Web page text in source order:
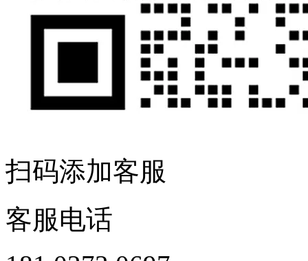
扫码添加客服
客服电话